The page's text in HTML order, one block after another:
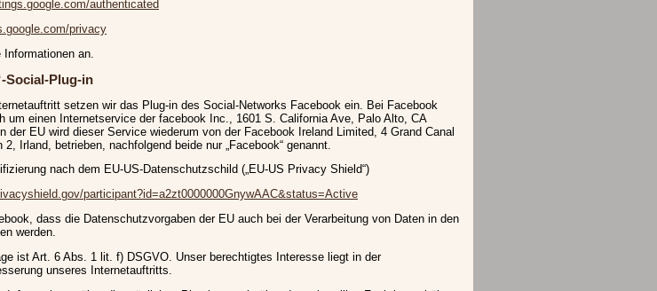
authenticated
privacy
Informationen an.
Social-Plug-in
setzen wir das Plug-in des Social-Networks Facebook ein. Bei Facebook
um einen Internetservice der facebook Inc., 1601 S. California Ave, Palo Alto, CA
der EU wird dieser Service wiederum von der Facebook Ireland Limited, 4 Grand Canal
2, Irland, betrieben, nachfolgend beide nur „Facebook“ genannt.
nach dem EU-US-Datenschutzschild („EU-US Privacy Shield“)
participant?id=a2zt0000000GnywAAC&status=Active
dass die Datenschutzvorgaben der EU auch bei der Verarbeitung von Daten in den
werden.
ist Art. 6 Abs. 1 lit. f) DSGVO. Unser berechtigtes Interesse liegt in der
unseres Internetauftritts.